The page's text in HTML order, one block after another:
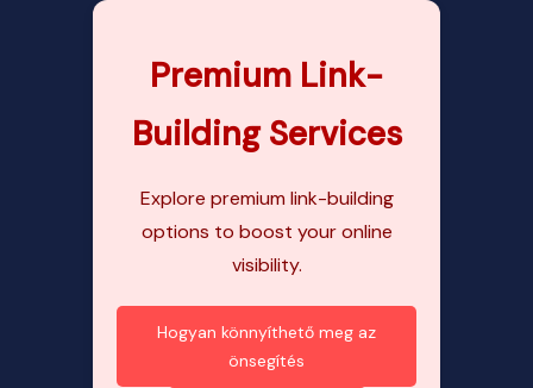
Premium Link-
Building Services
Explore premium link-building
options to boost your online
visibility.
Hogyan könnyíthető meg az
önsegítés